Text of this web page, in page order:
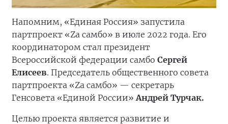
Напомним, «Единая Россия» запустила
партпроект «Zа самбо» в июле 2022 года. Его
координатором стал президент
Всероссийской федерации самбо Сергей
Елисеев. Председатель общественного совета
партпроекта «Zа самбо» — секретарь
Генсовета «Единой России» Андрей Турчак.
Целью проекта является развитие и